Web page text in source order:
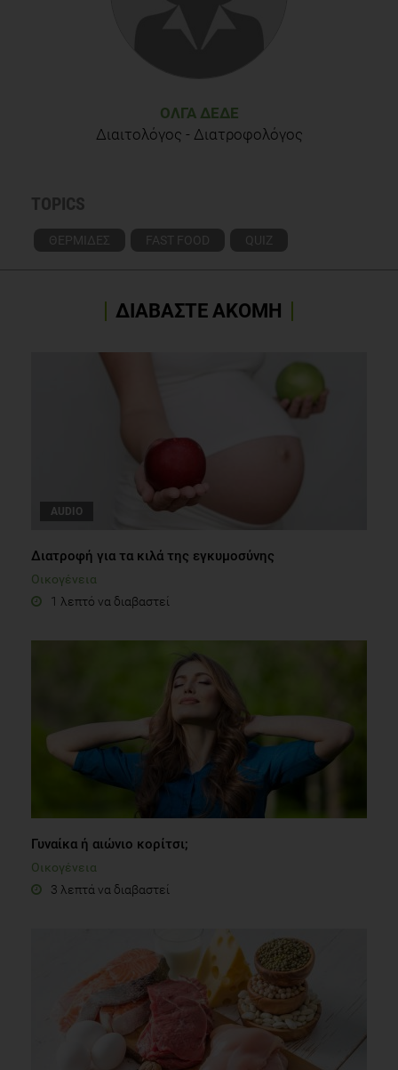
ΌΛΓΑ ΔΈΔΕ
Διαιτολόγος - Διατροφολόγος
TOPICS
ΘΕΡΜΙΔΕΣ FAST FOOD QUIZ
ΔΙΑΒΑΣΤΕ ΑΚΟΜΗ
AUDIO
Διατροφή για τα κιλά της εγκυμοσύνης
Οικογένεια
1 λεπτό να διαβαστεί
Γυναίκα ή αιώνιο κορίτσι;
Οικογένεια
3 λεπτά να διαβαστεί